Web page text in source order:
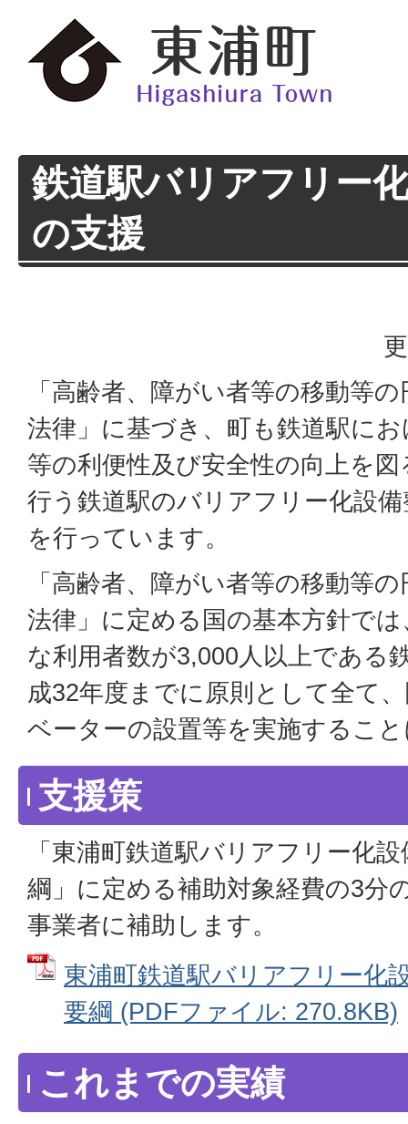
鉄道駅バリアフリー
の支援
「高齢者、障がい者等の移動等
法律」に基づき、町も鉄道駅に
等の利便性及び安全性の向上を
行う鉄道駅のバリアフリー化設
を行っています。
「高齢者、障がい者等の移動等
法律」に定める国の基本方針で
な利用者数が3,000人以上である
成32年度までに原則として全て
ベーターの設置等を実施するこ
支援策
「東浦町鉄道駅バリアフリー化
綱」に定める補助対象経費の3分
事業者に補助します。
東浦町鉄道駅バリアフリー化
要綱 (PDFファイル: 270.8KB)
これまでの実績